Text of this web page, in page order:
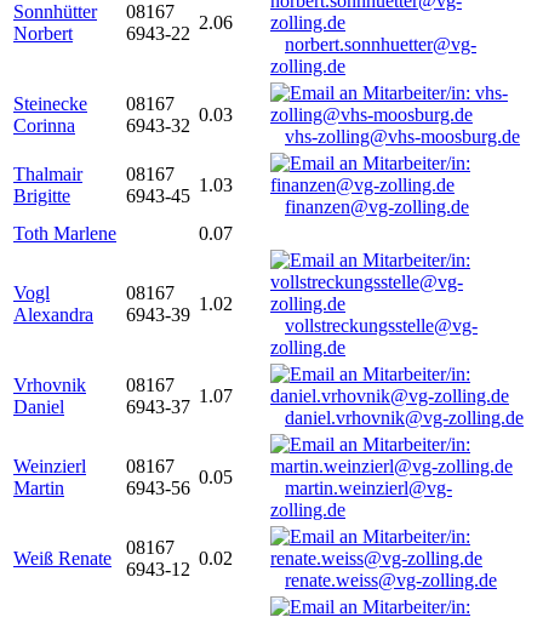
Sonnhütter
Norbert
08167
6943-22
2.06
norbert.sonnhuetter@vg-
zolling.de
Steinecke
Corinna
08167
6943-32
0.03
vhs-zolling@vhs-moosburg.de
Thalmair
Brigitte
08167
6943-45
1.03
finanzen@vg-zolling.de
Toth Marlene
0.07
Vogl
Alexandra
08167
6943-39
1.02
vollstreckungsstelle@vg-
zolling.de
Vrhovnik
Daniel
08167
6943-37
1.07
daniel.vrhovnik@vg-zolling.de
Weinzierl
Martin
08167
6943-56
0.05
martin.weinzierl@vg-
zolling.de
Weiß Renate
08167
6943-12
0.02
renate.weiss@vg-zolling.de